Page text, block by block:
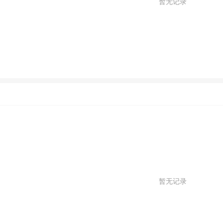
暂无记录